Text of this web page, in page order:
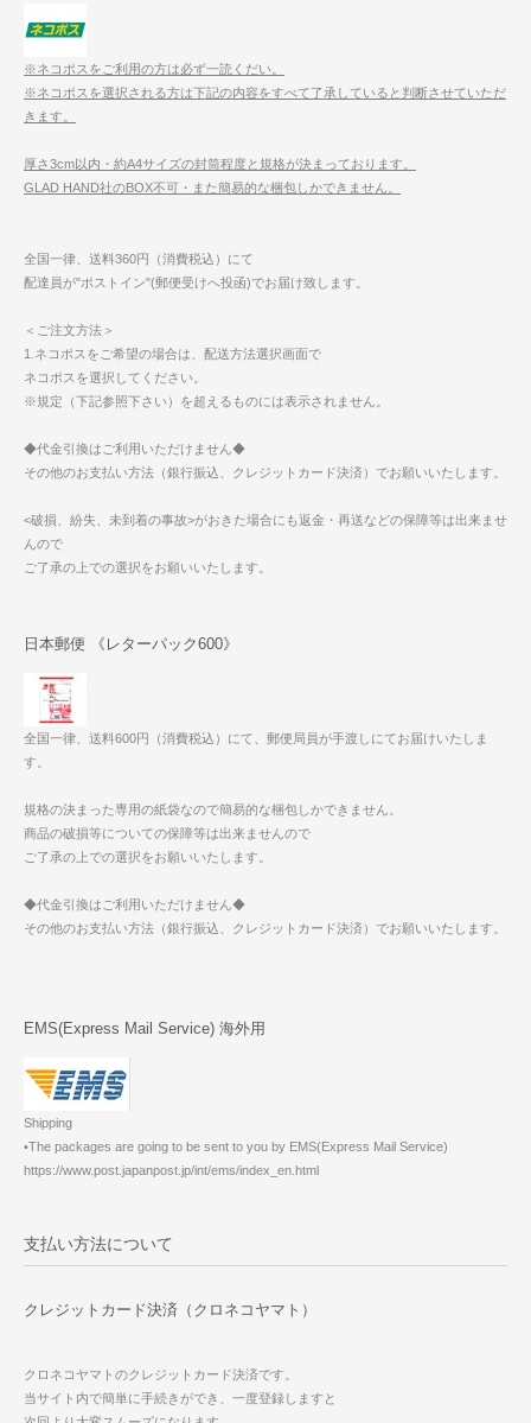
※ネコポスをご利用の方は必ず一読くだい。
※ネコポスを選択される方は下記の内容をすべて了承していると判断させていただ
きます。
厚さ3cm以内・約A4サイズの封筒程度と規格が決まっております。
GLAD HAND社のBOX不可・また簡易的な梱包しかできません。
全国一律、送料360円（消費税込）にて
配達員が"ポストイン"(郵便受けへ投函)でお届け致します。
＜ご注文方法＞
1.ネコポスをご希望の場合は、配送方法選択画面で
ネコポスを選択してください。
※規定（下記参照下さい）を超えるものには表示されません。
◆代金引換はご利用いただけません◆
その他のお支払い方法（銀行振込、クレジットカード決済）でお願いいたします。
<破損、紛失、未到着の事故>がおきた場合にも返金・再送などの保障等は出来ませ
んので
ご了承の上での選択をお願いいたします。
日本郵便 《レターパック600》
全国一律、送料600円（消費税込）にて、郵便局員が手渡しにてお届けいたしま
す。
規格の決まった専用の紙袋なので簡易的な梱包しかできません。
商品の破損等についての保障等は出来ませんので
ご了承の上での選択をお願いいたします。
◆代金引換はご利用いただけません◆
その他のお支払い方法（銀行振込、クレジットカード決済）でお願いいたします。
EMS(Express Mail Service) 海外用
Shipping
•The packages are going to be sent to you by EMS(Express Mail Service)
https://www.post.japanpost.jp/int/ems/index_en.html
支払い方法について
クレジットカード決済（クロネコヤマト）
クロネコヤマトのクレジットカード決済です。
当サイト内で簡単に手続きができ、一度登録しますと